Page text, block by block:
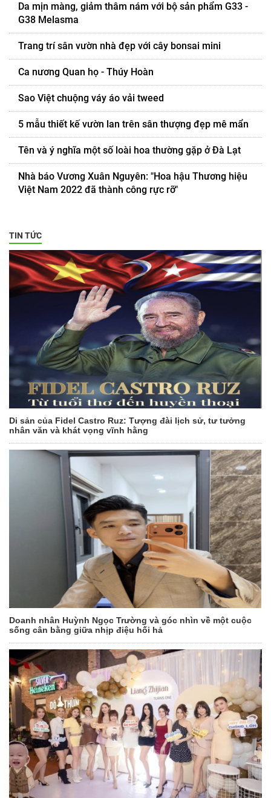
Da mịn màng, giảm thâm nám với bộ sản phẩm G33 -
G38 Melasma
Trang trí sân vườn nhà đẹp với cây bonsai mini
Ca nương Quan họ - Thúy Hoàn
Sao Việt chuộng váy áo vải tweed
5 mẫu thiết kế vườn lan trên sân thượng đẹp mê mẩn
Tên và ý nghĩa một số loài hoa thường gặp ở Đà Lạt
Nhà báo Vương Xuân Nguyên: "Hoa hậu Thương hiệu
Việt Nam 2022 đã thành công rực rỡ"
TIN TỨC
Di sản của Fidel Castro Ruz: Tượng đài lịch sử, tư tưởng
nhân văn và khát vọng vĩnh hằng
Doanh nhân Huỳnh Ngọc Trường và góc nhìn về một cuộc
sống cân bằng giữa nhịp điệu hối hả